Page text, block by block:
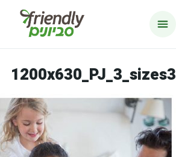
1200x630_PJ_3_sizes3